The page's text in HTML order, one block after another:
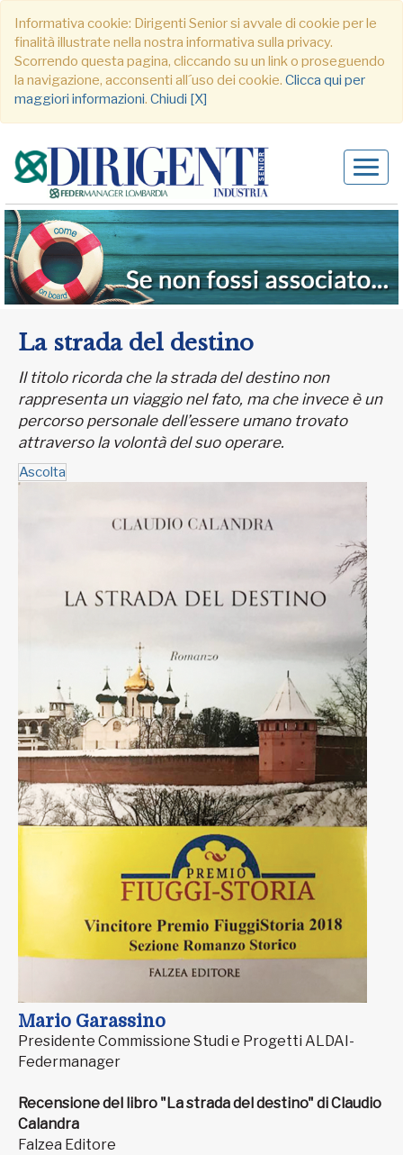
Informativa cookie: Dirigenti Senior si avvale di cookie per le
finalità illustrate nella nostra informativa sulla privacy.
Scorrendo questa pagina, cliccando su un link o proseguendo
la navigazione, acconsenti all´uso dei cookie. Clicca qui per
maggiori informazioni. Chiudi [X]
La strada del destino
Il titolo ricorda che la strada del destino non
rappresenta un viaggio nel fato, ma che invece è un
percorso personale dell’essere umano trovato
attraverso la volontà del suo operare.
Ascolta
Mario Garassino
Presidente Commissione Studi e Progetti ALDAI-
Federmanager
Recensione del libro "La strada del destino" di Claudio
Calandra
Falzea Editore